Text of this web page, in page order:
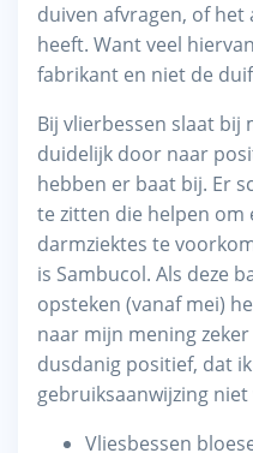
duiven afvragen, of
heeft. Want veel
fabrikant en niet de
Bij vlierbessen slaat bij
duidelijk door naar
hebben er baat bij. Er
te zitten die helpen om
darmziektes te
is Sambucol. Als deze
opsteken (vanaf mei)
naar mijn mening
dusdanig positief, dat
gebruiksaanwijzing
Vliesbessen